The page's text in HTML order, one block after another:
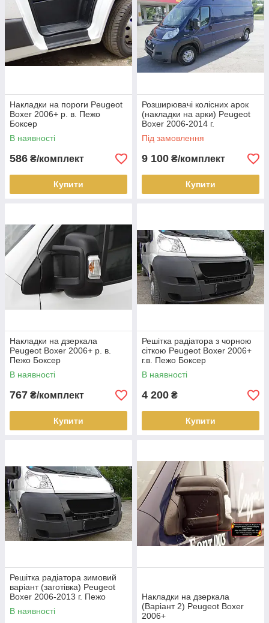
Накладки на пороги Peugeot
Boxer 2006+ р. в. Пежо
Боксер
В наявності
586 ₴/комплект
Купити
Розширювачі колісних арок
(накладки на арки) Peugeot
Boxer 2006-2014 г.
Під замовлення
9 100 ₴/комплект
Купити
Накладки на дзеркала
Peugeot Boxer 2006+ р. в.
Пежо Боксер
В наявності
767 ₴/комплект
Купити
Решітка радіатора з чорною
сіткою Peugeot Boxer 2006+
г.в. Пежо Боксер
В наявності
4 200 ₴
Купити
Решітка радіатора зимовий
варіант (заготівка) Peugeot
Boxer 2006-2013 г. Пежо
Боксер
В наявності
Накладки на дзеркала
(Варіант 2) Peugeot Boxer
2006+